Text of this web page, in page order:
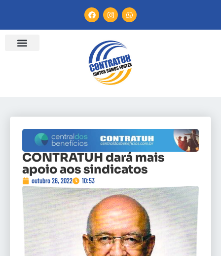
CONTRATUH dará mais
apoio aos sindicatos
outubro 26, 2022 10:53